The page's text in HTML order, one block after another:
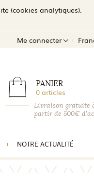
(cookies analytiques).
Me connecter
PANIER
0 articles
Livraison gratuite
partir de 500€
NOTRE ACTUALITÉ